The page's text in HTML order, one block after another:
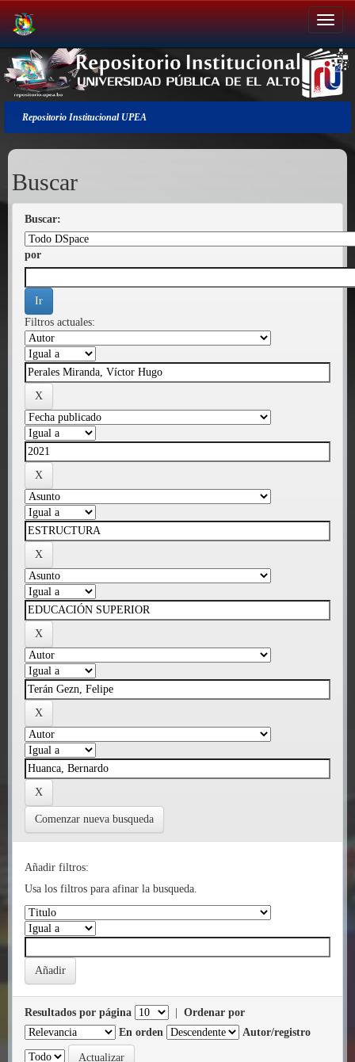
Salir
de
la
navegación
Repositorio Institucional UPEA
Buscar
Buscar:
por
Filtros actuales:
Comenzar nueva busqueda
Añadir filtros:
Usa los filtros para afinar la busqueda.
Resultados por página
Ordenar por
En orden
Autor/registro